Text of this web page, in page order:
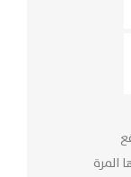
المرة